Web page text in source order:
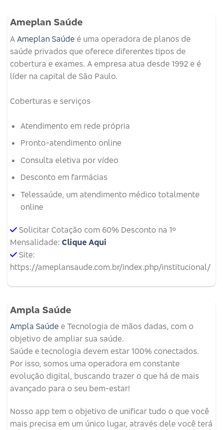
Ameplan Saúde
A Ameplan Saúde é uma operadora de planos de
saúde privados que oferece diferentes tipos de
cobertura e exames. A empresa atua desde 1992 e é
líder na capital de São Paulo.
Coberturas e serviços
Atendimento em rede própria
Pronto-atendimento online
Consulta eletiva por vídeo
Desconto em farmácias
Telessaúde, um atendimento médico totalmente
online
Solicitar Cotação com 60% Desconto na 1º
Mensalidade: Clique Aqui
Site:
https://ameplansaude.com.br/index.php/institucional/
Ampla Saúde
Ampla Saúde e Tecnologia de mãos dadas, com o
objetivo de ampliar sua saúde.
Saúde e tecnologia devem estar 100% conectados.
Por isso, somos uma operadora em constante
evolução digital, buscando trazer o que há de mais
avançado para o seu bem-estar!
Nosso app tem o objetivo de unificar tudo o que você
mais precisa em um único lugar, através dele você terá